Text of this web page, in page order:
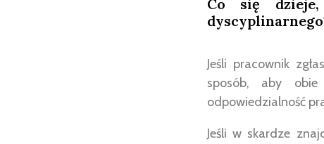
Co się
Jeśli pracownik
sposób, aby
odpowiedzialność
Jeśli w skardze